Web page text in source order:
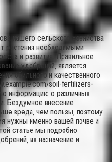
нашего сельского хозяйства
растения необходимыми
и развития. Правильное
удобрений‚ является
обильного и качественного
soil-fertilizers-
информацию о различных
Бездумное внесение
вреда‚ чем пользы‚ поэтому
нужны именно вашей почве и
статье мы подробно
их назначение и